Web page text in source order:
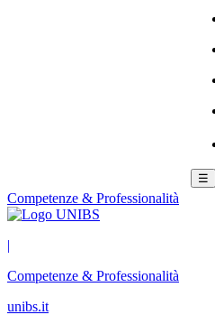
☰
Competenze & Professionalità
|
Competenze & Professionalità
unibs.it